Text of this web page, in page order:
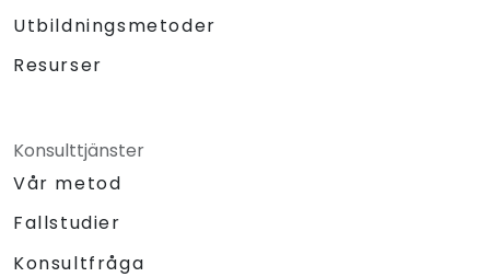
Utbildningsmetoder
Resurser
Konsulttjänster
Vår metod
Fallstudier
Konsultfråga